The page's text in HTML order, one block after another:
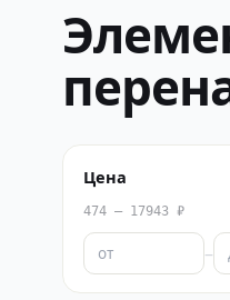
Цена
474 – 17943 ₽
–